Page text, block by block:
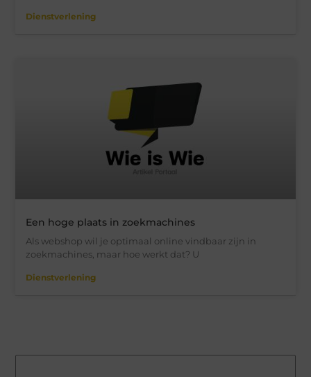
Dienstverlening
Een hoge plaats in zoekmachines
Als webshop wil je optimaal online vindbaar zijn in
zoekmachines, maar hoe werkt dat? U
Dienstverlening